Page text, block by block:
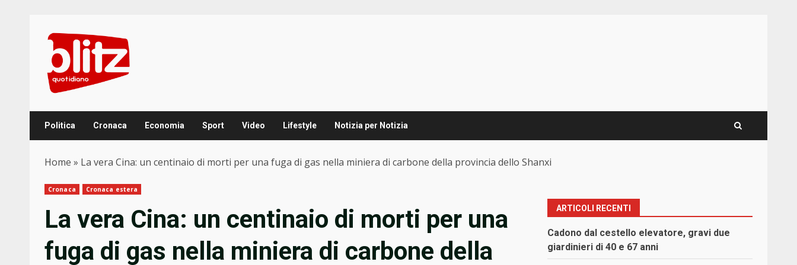
content
Politica Cronaca Economia Sport Video Lifestyle Notizia per Notizia
Home » La vera Cina: un centinaio di morti per una fuga di gas nella miniera di carbone della provincia dello Shanxi
Cronaca Cronaca estera
La vera Cina: un centinaio di morti per una
fuga di gas nella miniera di carbone della
ARTICOLI RECENTI
Cadono dal cestello elevatore, gravi due
giardinieri di 40 e 67 anni